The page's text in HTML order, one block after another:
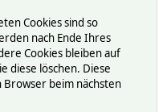
Cookies sind so
nach Ende Ihres
Cookies bleiben auf
diese löschen. Diese
beim nächsten